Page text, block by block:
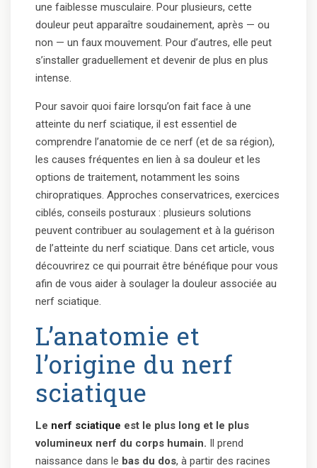
une faiblesse musculaire. Pour plusieurs, cette
douleur peut apparaître soudainement, après — ou
non — un faux mouvement. Pour d’autres, elle peut
s’installer graduellement et devenir de plus en plus
intense.
Pour savoir quoi faire lorsqu’on fait face à une
atteinte du nerf sciatique, il est essentiel de
comprendre l’anatomie de ce nerf (et de sa région),
les causes fréquentes en lien à sa douleur et les
options de traitement, notamment les soins
chiropratiques. Approches conservatrices, exercices
ciblés, conseils posturaux : plusieurs solutions
peuvent contribuer au soulagement et à la guérison
de l’atteinte du nerf sciatique. Dans cet article, vous
découvrirez ce qui pourrait être bénéfique pour vous
afin de vous aider à soulager la douleur associée au
nerf sciatique.
L’anatomie et
l’origine du nerf
sciatique
Le nerf sciatique est le plus long et le plus
volumineux nerf du corps humain. Il prend
naissance dans le bas du dos, à partir des racines